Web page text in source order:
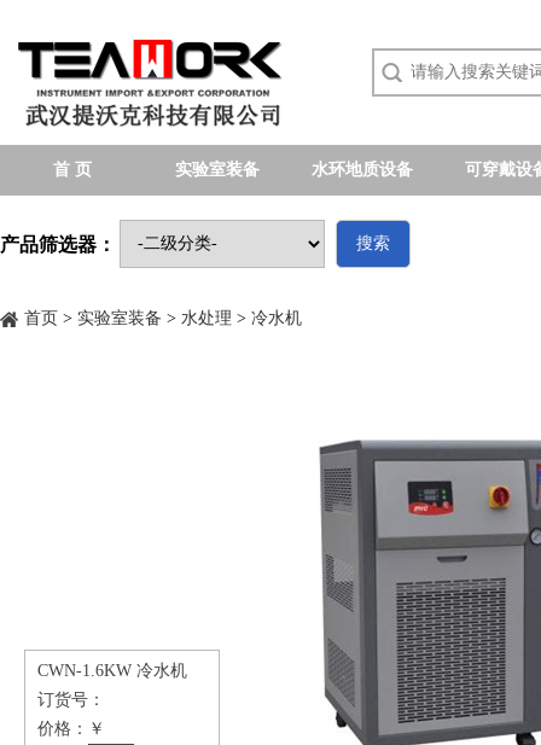
首 页 实验室装备 水环地质设备 可穿戴设
产品筛选器： 搜索
首页 > 实验室装备 > 水处理 > 冷水机
CWN-1.6KW 冷水机
订货号：
价格： ￥